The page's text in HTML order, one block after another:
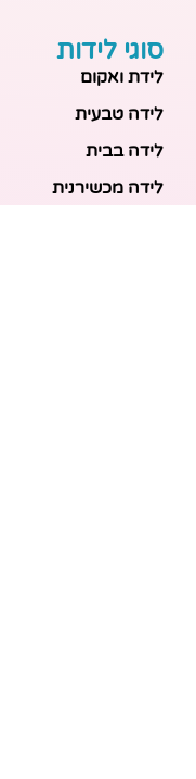
סוגי לידות
לידת ואקום
לידה טבעית
לידה בבית
לידה מכשירנית